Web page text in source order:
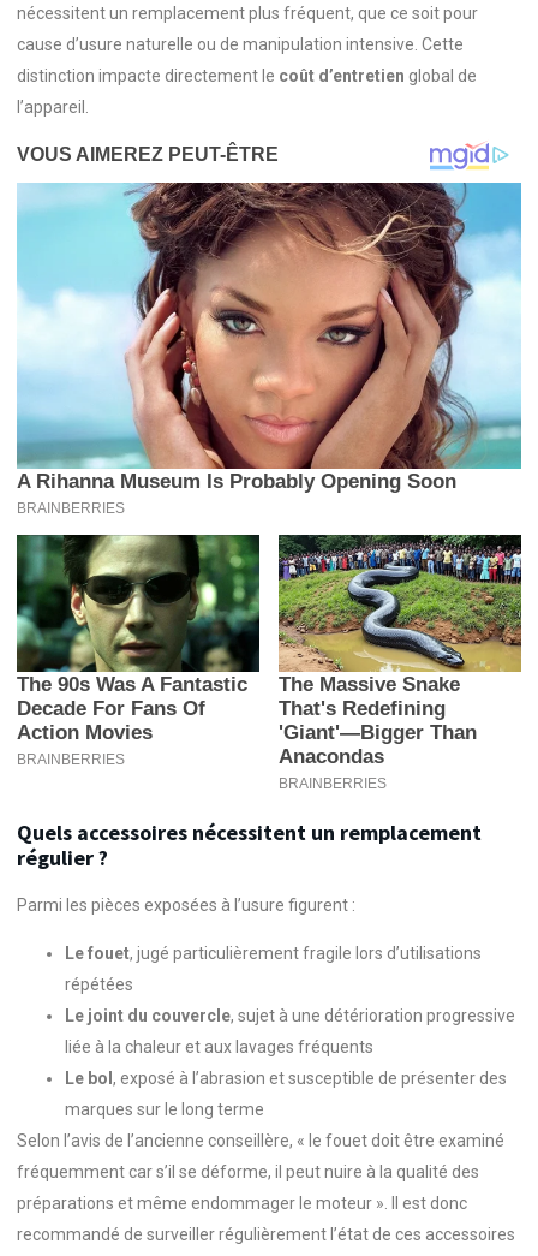
nécessitent un remplacement plus fréquent, que ce soit pour
cause d’usure naturelle ou de manipulation intensive. Cette
distinction impacte directement le coût d’entretien global de
l’appareil.
Quels accessoires nécessitent un remplacement
régulier ?
Parmi les pièces exposées à l’usure figurent :
Le fouet, jugé particulièrement fragile lors d’utilisations
répétées
Le joint du couvercle, sujet à une détérioration progressive
liée à la chaleur et aux lavages fréquents
Le bol , exposé à l’abrasion et susceptible de présenter des
marques sur le long terme
Selon l’avis de l’ancienne conseillère, « le fouet doit être examiné
fréquemment car s’il se déforme, il peut nuire à la qualité des
préparations et même endommager le moteur ». Il est donc
recommandé de surveiller régulièrement l’état de ces accessoires